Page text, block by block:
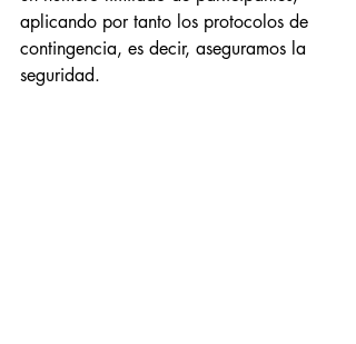
aplicando por tanto los protocolos de
contingencia, es decir, aseguramos la
seguridad.